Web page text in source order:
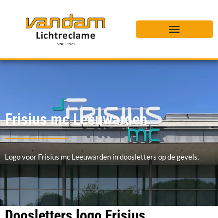
Frisius mc Leeuwarden
Logo voor Frisius mc Leeuwarden in doosletters op de gevels.